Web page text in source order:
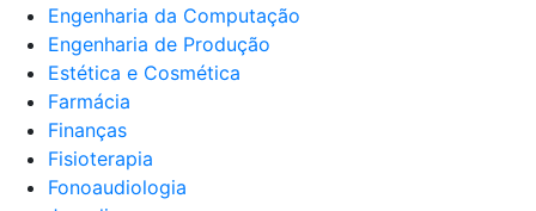
Engenharia da Computação
Engenharia de Produção
Estética e Cosmética
Farmácia
Finanças
Fisioterapia
Fonoaudiologia